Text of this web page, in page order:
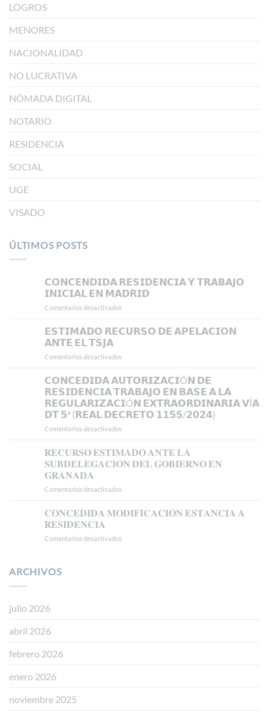
LOGROS
MENORES
NACIONALIDAD
NO LUCRATIVA
NÓMADA DIGITAL
NOTARIO
RESIDENCIA
SOCIAL
UGE
VISADO
ÚLTIMOS POSTS
𝗖𝗢𝗡𝗖𝗘𝗡𝗗𝗜𝗗𝗔 𝗥𝗘𝗦𝗜𝗗𝗘𝗡𝗖𝗜𝗔 𝗬 𝗧𝗥𝗔𝗕𝗔𝗝𝗢
𝗜𝗡𝗜𝗖𝗜𝗔𝗟 𝗘𝗡 𝗠𝗔𝗗𝗥𝗜𝗗
Comentarios desactivados
𝗥𝗘𝗦𝗜𝗗𝗘𝗡𝗖𝗜𝗔
𝗠𝗔𝗗𝗥𝗜𝗗
𝗘𝗦𝗧𝗜𝗠𝗔𝗗𝗢 𝗥𝗘𝗖𝗨𝗥𝗦𝗢 𝗗𝗘 𝗔𝗣𝗘𝗟𝗔𝗖𝗜𝗢𝗡
𝗔𝗡𝗧𝗘 𝗘𝗟 𝗧𝗦𝗝𝗔
Comentarios desactivados
𝗥𝗘𝗖𝗨𝗥𝗦𝗢
𝗗𝗘
𝗔𝗣𝗘𝗟𝗔𝗖𝗜𝗢𝗡
𝗔𝗡𝗧𝗘
𝗘𝗟
𝗖𝗢𝗡𝗖𝗘𝗗𝗜𝗗𝗔 𝗔𝗨𝗧𝗢𝗥𝗜𝗭𝗔𝗖𝗜Ó𝗡 𝗗𝗘
𝗥𝗘𝗦𝗜𝗗𝗘𝗡𝗖𝗜𝗔 𝗧𝗥𝗔𝗕𝗔𝗝𝗢 𝗘𝗡 𝗕𝗔𝗦𝗘 𝗔 𝗟𝗔
𝗥𝗘𝗚𝗨𝗟𝗔𝗥𝗜𝗭𝗔𝗖𝗜Ó𝗡 𝗘𝗫𝗧𝗥𝗔𝗢𝗥𝗗𝗜𝗡𝗔𝗥𝗜𝗔 𝗩Í𝗔
𝗗𝗧 𝟱ª (𝗥𝗘𝗔𝗟 𝗗𝗘𝗖𝗥𝗘𝗧𝗢 𝟭𝟭𝟱𝟱/𝟮𝟬𝟮𝟰)
Comentarios desactivados
𝗔𝗨𝗧𝗢𝗥𝗜𝗭𝗔𝗖𝗜Ó𝗡
𝗗𝗘
𝗥𝗘𝗦𝗜𝗗𝗘𝗡𝗖𝗜𝗔
𝗔
𝐑𝐄𝐂𝐔𝐑𝐒𝐎 𝐄𝐒𝐓𝐈𝐌𝐀𝐃𝐎 𝐀𝐍𝐓𝐄 𝐋𝐀
𝐒𝐔𝐁𝐃𝐄𝐋𝐄𝐆𝐀𝐂𝐈𝐎𝐍 𝐃𝐄𝐋 𝐆𝐎𝐁𝐈𝐄𝐑𝐍𝐎 𝐄𝐍
𝐆𝐑𝐀𝐍𝐀𝐃𝐀
Comentarios desactivados
𝐄𝐒𝐓𝐈𝐌𝐀𝐃𝐎
𝐂𝐎𝐍𝐂𝐄𝐃𝐈𝐃𝐀 𝐌𝐎𝐃𝐈𝐅𝐈𝐂𝐀𝐂𝐈𝐎𝐍 𝐄𝐒𝐓𝐀𝐍𝐂𝐈𝐀 𝐀
𝐑𝐄𝐒𝐈𝐃𝐄𝐍𝐂𝐈𝐀
Comentarios desactivados
ARCHIVOS
julio 2026
abril 2026
febrero 2026
enero 2026
noviembre 2025